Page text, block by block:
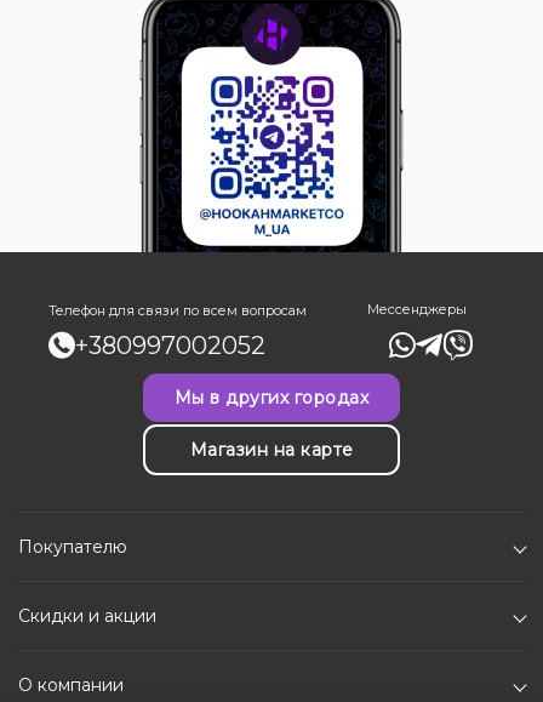
Телефон для связи по всем вопросам
+380997002052
Мессенджеры
Мы в других городах
Магазин на карте
Покупателю
Скидки и акции
О компании